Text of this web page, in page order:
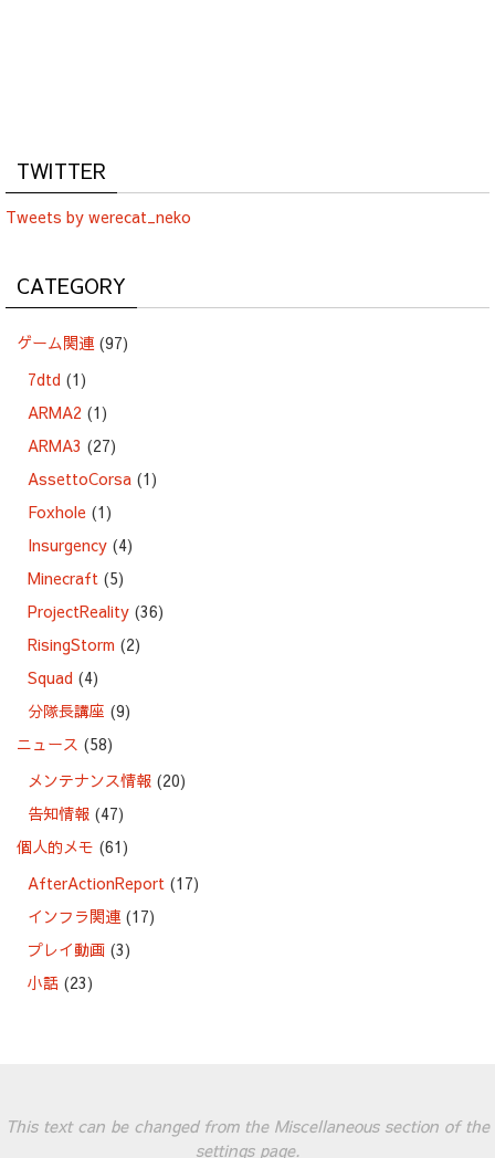
TWITTER
Tweets by werecat_neko
CATEGORY
ゲーム関連 (97)
7dtd (1)
ARMA2 (1)
ARMA3 (27)
AssettoCorsa (1)
Foxhole (1)
Insurgency (4)
Minecraft (5)
ProjectReality (36)
RisingStorm (2)
Squad (4)
分隊長講座 (9)
ニュース (58)
メンテナンス情報 (20)
告知情報 (47)
個人的メモ (61)
AfterActionReport (17)
インフラ関連 (17)
プレイ動画 (3)
小話 (23)
This text can be changed from the Miscellaneous section of the
settings page.